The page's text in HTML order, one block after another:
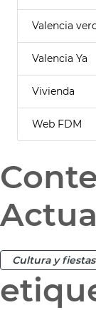
Valencia
Valencia Ya
Vivienda
Web FDM
Cultura y